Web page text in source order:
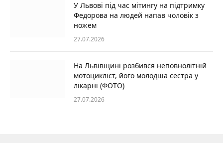
У Львові під час мітингу на підтримку
Федорова на людей напав чоловік з
ножем
27.07.2026
На Львівщині розбився неповнолітній
мотоцикліст, його молодша сестра у
лікарні (ФОТО)
27.07.2026